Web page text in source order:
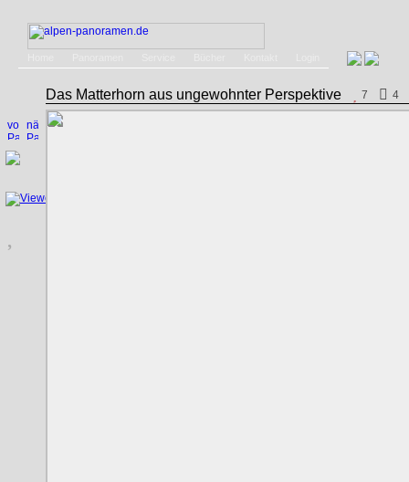
Das Matterhorn aus ungewohnter Perspektive 7 4